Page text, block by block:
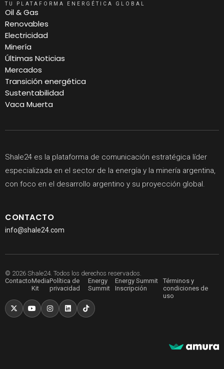
TU PLATAFORMA ENERGÉTICA GLOBAL
Oil & Gas
Renovables
Electricidad
Minería
Últimas Noticias
Mercados
Transición energética
Sustentabilidad
Vaca Muerta
Shale24 es la plataforma de comunicación estratégica líder
especializada en el sector de la energía y la minería argentina,
con foco en el desarrollo argentino y su proyección global.
CONTACTO
info@shale24.com
© 2026 Shale24. Todos los derechos reservados.
ContactoMedia
Kit
Política de
privacidad
Energy
Summit
Energy Summit
Inscripción
Términos y
condiciones de
uso